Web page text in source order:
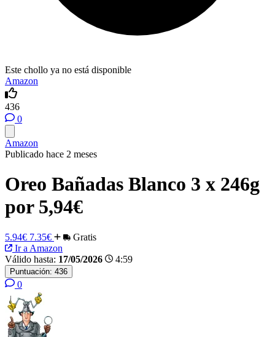
Este chollo ya no está disponible
Amazon
436
0
Amazon
Publicado hace 2 meses
Oreo Bañadas Blanco 3 x 246g
por 5,94€
5.94€ 7.35€
Gratis
Ir a Amazon
Válido hasta: 17/05/2026 4:59
Puntuación: 436
0